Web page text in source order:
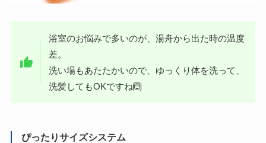
浴室のお悩みで多いのが、湯舟から出た時の温度
差。
洗い場もあたたかいので、ゆっくり体を洗って、
洗髪してもOKですね🙆
ぴったりサイズシステム